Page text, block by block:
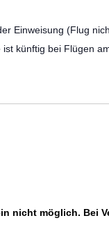
Einweisung (Flug
künftig bei Flügen
nicht möglich. Bei